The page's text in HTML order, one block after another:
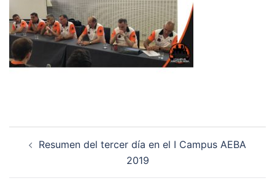
Resumen del tercer día en el I Campus AEBA
2019